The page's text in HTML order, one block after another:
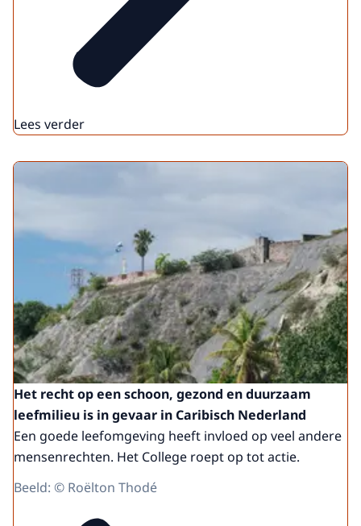
Lees verder
Het recht op een schoon, gezond en duurzaam
leefmilieu is in gevaar in Caribisch Nederland
Een goede leefomgeving heeft invloed op veel andere
mensenrechten. Het College roept op tot actie.
Beeld: © Roëlton Thodé